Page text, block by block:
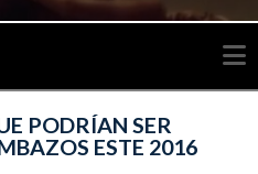
PODRÍAN SER
ESTE 2016